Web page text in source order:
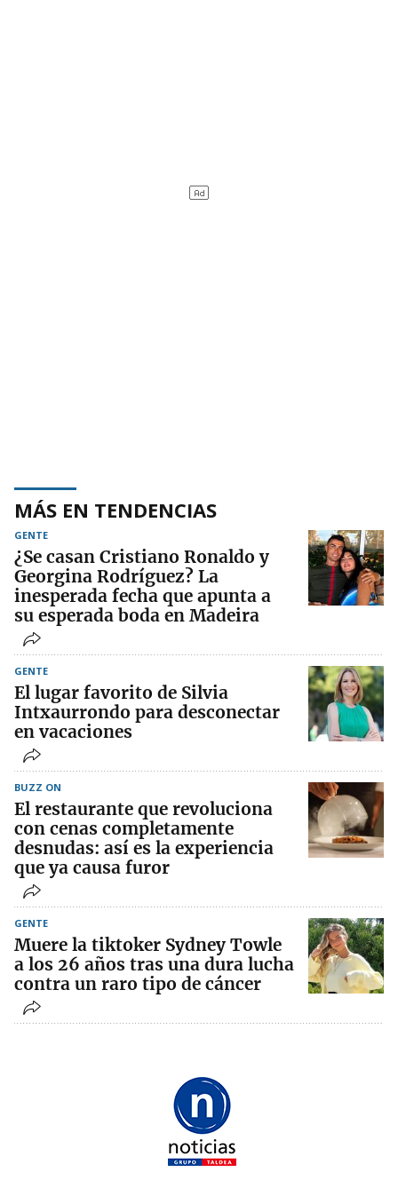
MÁS EN TENDENCIAS
GENTE
¿Se casan Cristiano Ronaldo y
Georgina Rodríguez? La
inesperada fecha que apunta a
su esperada boda en Madeira
GENTE
El lugar favorito de Silvia
Intxaurrondo para desconectar
en vacaciones
BUZZ ON
El restaurante que revoluciona
con cenas completamente
desnudas: así es la experiencia
que ya causa furor
GENTE
Muere la tiktoker Sydney Towle
a los 26 años tras una dura lucha
contra un raro tipo de cáncer